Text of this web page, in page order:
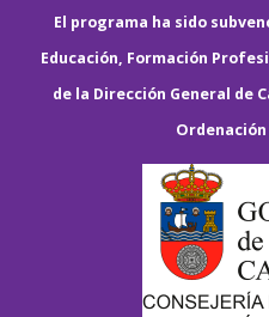
El programa ha sido
Educación, Formación
de la Dirección General de